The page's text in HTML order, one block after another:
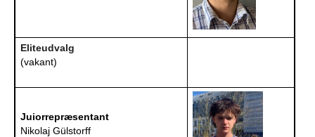
KEliteudvalg
(vakant)
Juiorrepræsentant
Nikolaj Gülstorff